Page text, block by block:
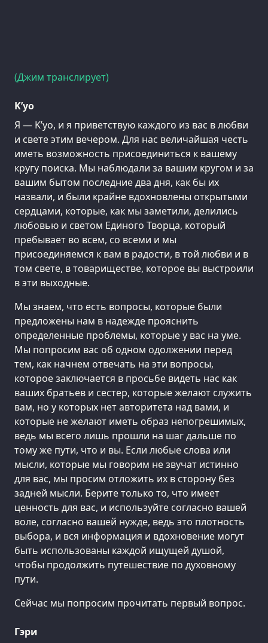
(Джим транслирует)
K’уо
Я — K’уо, и я приветствую каждого из вас в любви
и свете этим вечером. Для нас величайшая честь
иметь возможность присоединиться к вашему
кругу поиска. Мы наблюдали за вашим кругом и за
вашим бытом последние два дня, как бы их
назвали, и были крайне вдохновлены открытыми
сердцами, которые, как мы заметили, делились
любовью и светом Единого Творца, который
пребывает во всем, со всеми и мы
присоединяемся к вам в радости, в той любви и в
том свете, в товариществе, которое вы выстроили
в эти выходные.
Мы знаем, что есть вопросы, которые были
предложены нам в надежде прояснить
определенные проблемы, которые у вас на уме.
Мы попросим вас об одном одолжении перед
тем, как начнем отвечать на эти вопросы,
которое заключается в просьбе видеть нас как
ваших братьев и сестер, которые желают служить
вам, но у которых нет авторитета над вами, и
которые не желают иметь образ непогрешимых,
ведь мы всего лишь прошли на шаг дальше по
тому же пути, что и вы. Если любые слова или
мысли, которые мы говорим не звучат истинно
для вас, мы просим отложить их в сторону без
задней мысли. Берите только то, что имеет
ценность для вас, и используйте согласно вашей
воле, согласно вашей нужде, ведь это плотность
выбора, и вся информация и вдохновение могут
быть использованы каждой ищущей душой,
чтобы продолжить путешествие по духовному
пути.
Сейчас мы попросим прочитать первый вопрос.
Гэри